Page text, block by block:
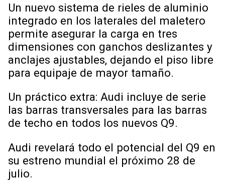
Un nuevo sistema de rieles de aluminio
integrado en los laterales del maletero
permite asegurar la carga en tres
dimensiones con ganchos deslizantes y
anclajes ajustables, dejando el piso libre
para equipaje de mayor tamaño.
Un práctico extra: Audi incluye de serie
las barras transversales para las barras
de techo en todos los nuevos Q9.
Audi revelará todo el potencial del Q9 en
su estreno mundial el próximo 28 de
julio.